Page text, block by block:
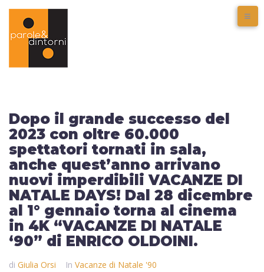
Dopo il grande successo del
2023 con oltre 60.000
spettatori tornati in sala,
anche quest’anno arrivano
nuovi imperdibili VACANZE DI
NATALE DAYS! Dal 28 dicembre
al 1° gennaio torna al cinema
in 4K “VACANZE DI NATALE
‘90” di ENRICO OLDOINI.
di Giulia Orsi In Vacanze di Natale '90